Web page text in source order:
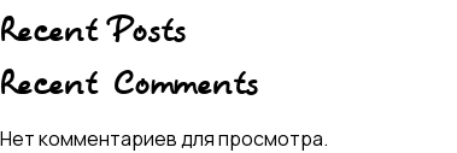
Recent Posts
Recent Comments
Нет комментариев для просмотра.